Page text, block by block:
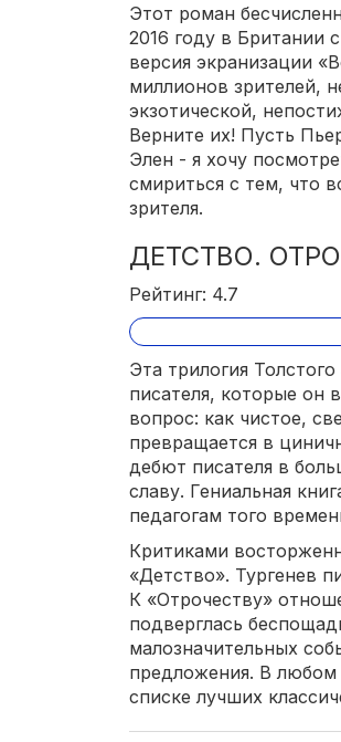
Этот роман
2016 году в Британии
версия экранизации
миллионов зрителей,
экзотической,
Верните их! Пусть
Элен - я хочу
смириться с тем, что
зрителя.
ДЕТСТВО.
Рейтинг: 4.7
Эта трилогия
писателя, которые он
вопрос: как чистое,
превращается в
дебют писателя в
славу. Гениальная
педагогам того
Критиками
«Детство». Тургенев
К «Отрочеству»
подверглась
малозначительных
предложения. В любом
списке лучших